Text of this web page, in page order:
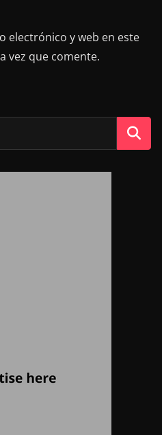
electrónico y web en este
vez que comente.